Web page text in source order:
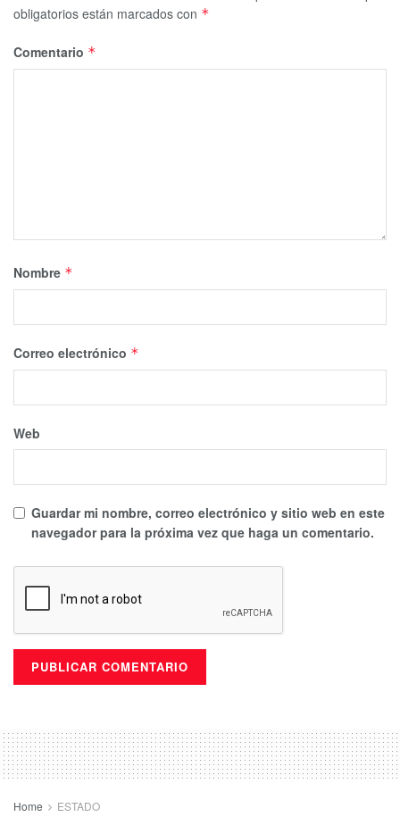
obligatorios están marcados con *
Comentario *
Nombre *
Correo electrónico *
Web
Guardar mi nombre, correo electrónico y sitio web en este
navegador para la próxima vez que haga un comentario.
Home ESTADO